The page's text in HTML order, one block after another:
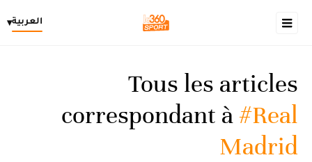
العربية▾
Tous les articles
correspondant à#Real
Madrid